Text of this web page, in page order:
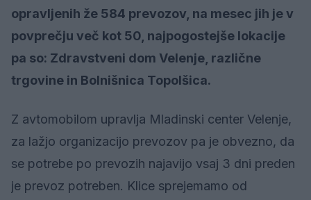
opravljenih že 584 prevozov, na mesec jih je v
povprečju več kot 50, najpogostejše lokacije
pa so: Zdravstveni dom Velenje, različne
trgovine in Bolnišnica Topolšica.
Z avtomobilom upravlja Mladinski center Velenje,
za lažjo organizacijo prevozov pa je obvezno, da
se potrebe po prevozih najavijo vsaj 3 dni preden
je prevoz potreben. Klice sprejemamo od